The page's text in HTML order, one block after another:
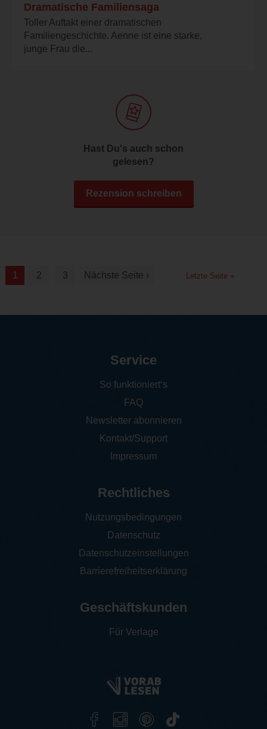
Dramatische Familiensaga
Toller Auftakt einer dramatischen
Familiengeschichte. Aenne ist eine starke,
junge Frau die...
Hast Du's auch schon
gelesen?
Rezension schreiben
1 2 3 Nächste Seite › Letzte Seite »
Service
So funktioniert‘s
FAQ
Newsletter abonnieren
Kontakt/Support
Impressum
Rechtliches
Nutzungsbedingungen
Datenschutz
Datenschutzeinstellungen
Barrierefreiheitserklärung
Geschäftskunden
Für Verlage